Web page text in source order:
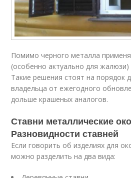
Помимо черного металла
(особенно актуально для
Такие решения стоят на порядок
владельца от ежегодного
дольше крашеных аналогов.
Ставни металлические
Разновидности ставней
Если говорить об изделиях для
можно разделить на два вида: